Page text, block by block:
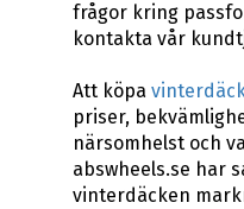
frågor kring
kontakta vår
Att köpa
priser,
närsomhelst och
abswheels.se har
vinterdäcken